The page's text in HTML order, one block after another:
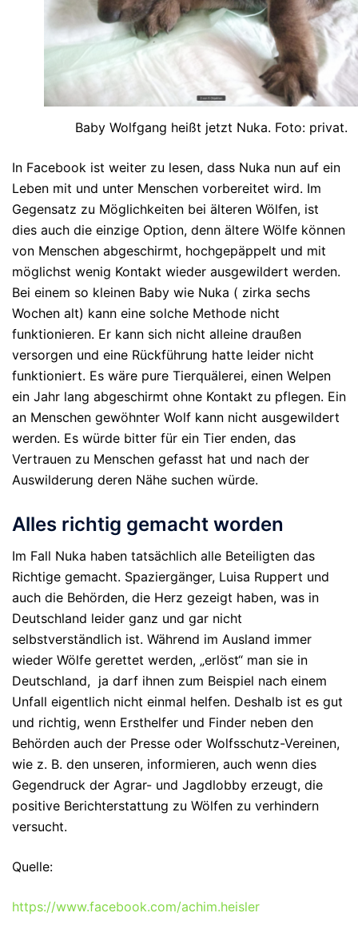
Baby Wolfgang heißt jetzt Nuka. Foto: privat.
In Facebook ist weiter zu lesen, dass Nuka nun auf ein
Leben mit und unter Menschen vorbereitet wird. Im
Gegensatz zu Möglichkeiten bei älteren Wölfen, ist
dies auch die einzige Option, denn ältere Wölfe können
von Menschen abgeschirmt, hochgepäppelt und mit
möglichst wenig Kontakt wieder ausgewildert werden.
Bei einem so kleinen Baby wie Nuka ( zirka sechs
Wochen alt) kann eine solche Methode nicht
funktionieren. Er kann sich nicht alleine draußen
versorgen und eine Rückführung hatte leider nicht
funktioniert. Es wäre pure Tierquälerei, einen Welpen
ein Jahr lang abgeschirmt ohne Kontakt zu pflegen. Ein
an Menschen gewöhnter Wolf kann nicht ausgewildert
werden. Es würde bitter für ein Tier enden, das
Vertrauen zu Menschen gefasst hat und nach der
Auswilderung deren Nähe suchen würde.
Alles richtig gemacht worden
Im Fall Nuka haben tatsächlich alle Beteiligten das
Richtige gemacht. Spaziergänger, Luisa Ruppert und
auch die Behörden, die Herz gezeigt haben, was in
Deutschland leider ganz und gar nicht
selbstverständlich ist. Während im Ausland immer
wieder Wölfe gerettet werden, „erlöst“ man sie in
Deutschland, ja darf ihnen zum Beispiel nach einem
Unfall eigentlich nicht einmal helfen. Deshalb ist es gut
und richtig, wenn Ersthelfer und Finder neben den
Behörden auch der Presse oder Wolfsschutz-Vereinen,
wie z. B. den unseren, informieren, auch wenn dies
Gegendruck der Agrar- und Jagdlobby erzeugt, die
positive Berichterstattung zu Wölfen zu verhindern
versucht.
Quelle:
https://www.facebook.com/achim.heisler